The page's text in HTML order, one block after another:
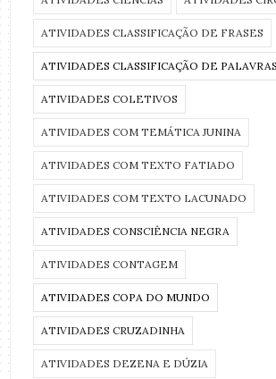
ATIVIDADES CLASSIFICAÇÃO DE FRASES
ATIVIDADES CLASSIFICAÇÃO DE PALAVRAS
ATIVIDADES COLETIVOS
ATIVIDADES COM TEMÁTICA JUNINA
ATIVIDADES COM TEXTO FATIADO
ATIVIDADES COM TEXTO LACUNADO
ATIVIDADES CONSCIÊNCIA NEGRA
ATIVIDADES CONTAGEM
ATIVIDADES COPA DO MUNDO
ATIVIDADES CRUZADINHA
ATIVIDADES DEZENA E DÚZIA